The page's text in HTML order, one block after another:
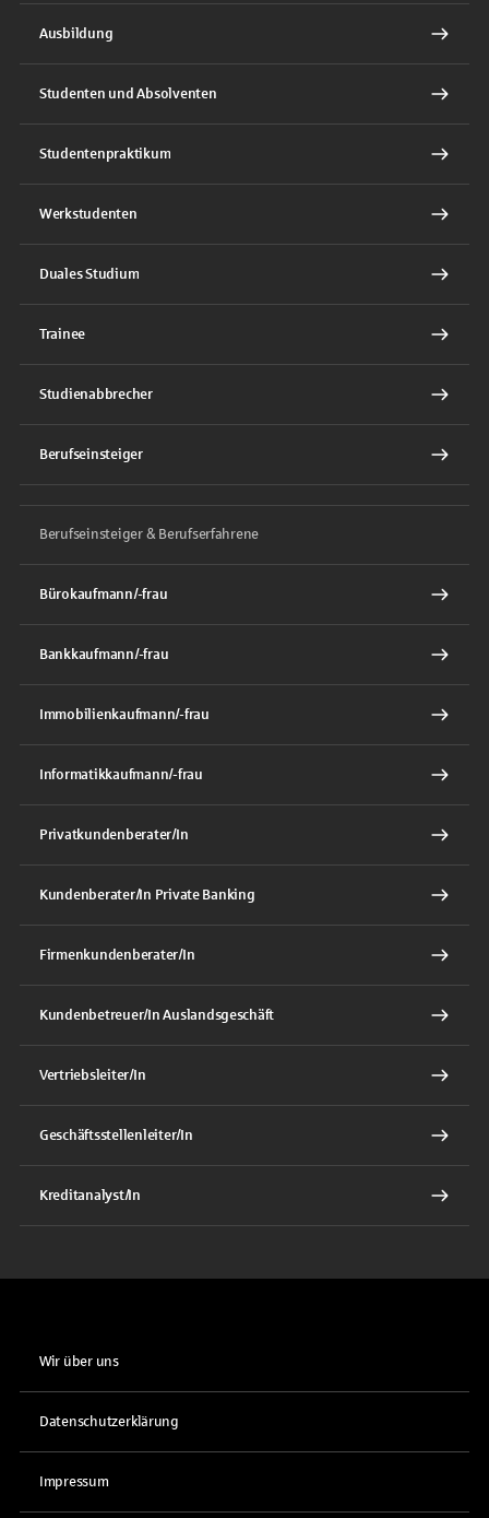
Ausbildung
Studenten und Absolventen
Studentenpraktikum
Werkstudenten
Duales Studium
Trainee
Studienabbrecher
Berufseinsteiger
Berufseinsteiger & Berufserfahrene
Bürokaufmann/-frau
Bankkaufmann/-frau
Immobilienkaufmann/-frau
Informatikkaufmann/-frau
Privatkundenberater/In
Kundenberater/In Private Banking
Firmenkundenberater/In
Kundenbetreuer/In Auslandsgeschäft
Vertriebsleiter/In
Geschäftsstellenleiter/In
Kreditanalyst/In
Wir über uns
Datenschutzerklärung
Impressum